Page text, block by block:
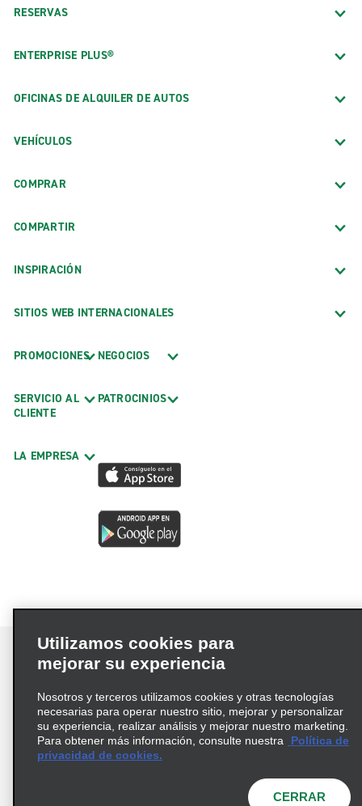
RESERVAS
ENTERPRISE PLUS®
OFICINAS DE ALQUILER DE AUTOS
VEHÍCULOS
COMPRAR
COMPARTIR
INSPIRACIÓN
SITIOS WEB INTERNACIONALES
PROMOCIONES
SERVICIO AL
CLIENTE
LA EMPRESA
NEGOCIOS
PATROCINIOS
Términos de uso
Política de privacidad
Política de cookies
Información de Salud del Consumidor
© 2026 Enterprise Holdings, Inc. Todos los derechos
Utilizamos cookies para
mejorar su experiencia
Nosotros y terceros utilizamos cookies y otras tecnologías
necesarias para operar nuestro sitio, mejorar y personalizar
su experiencia, realizar análisis y mejorar nuestro marketing.
Para obtener más información, consulte nuestra
Política de
privacidad de cookies.
CERRAR